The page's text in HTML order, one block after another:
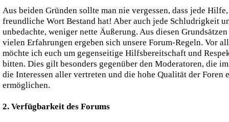
Aus beiden Gründen sollte man nie vergessen, dass jede
freundliche Wort Bestand hat! Aber auch jede Schludrigkeit
unbedachte, weniger nette Äußerung. Aus diesen
vielen Erfahrungen ergeben sich unsere Forum-Regeln. Vor
möchte ich euch um gegenseitige Hilfsbereitschaft und
bitten. Dies gilt besonders gegenüber den Moderatoren, die
die Interessen aller vertreten und die hohe Qualität der Foren
ermöglichen.
2. Verfügbarkeit des Forums